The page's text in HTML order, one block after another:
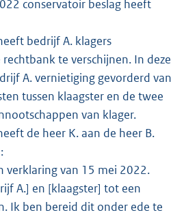
conservatoir beslag heeft
bedrijf A. klagers
te verschijnen. In deze
A. vernietiging gevorderd van
tussen klaagster en de twee
van klager.
de heer K. aan de heer B.
verklaring van 15 mei 2022.
A.] en [klaagster] tot een
Ik ben bereid dit onder ede te